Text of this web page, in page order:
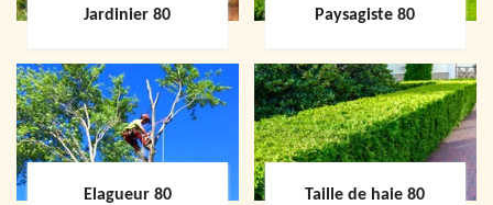
Jardinier 80 Paysagiste 80
Elagueur 80 Taille de haie 80